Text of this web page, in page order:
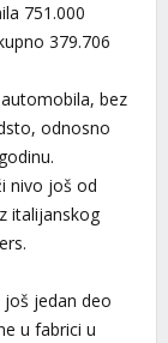
751.000
379.706
bez
odnosno
nivo još od
italijanskog
jedan deo
u fabrici u